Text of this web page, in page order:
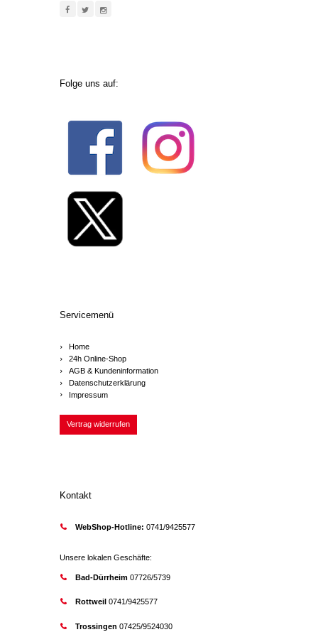
Folge uns auf:
Servicemenü
Home
24h Online-Shop
AGB & Kundeninformation
Datenschutzerklärung
Impressum
Vertrag widerrufen
Kontakt
WebShop-Hotline: 0741/9425577
Unsere lokalen Geschäfte:
Bad-Dürrheim07726/5739
Rottweil 0741/9425577
Trossingen 07425/9524030